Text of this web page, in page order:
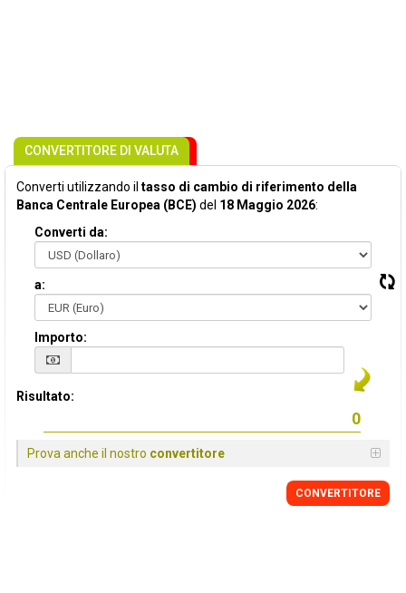
CONVERTITORE DI VALUTA
Converti utilizzando il tasso di cambio di riferimento della
Banca Centrale Europea (BCE) del 18 Maggio 2026:
Converti da:
a:
Importo:
Risultato:
Prova anche il nostro convertitore
CONVERTITORE